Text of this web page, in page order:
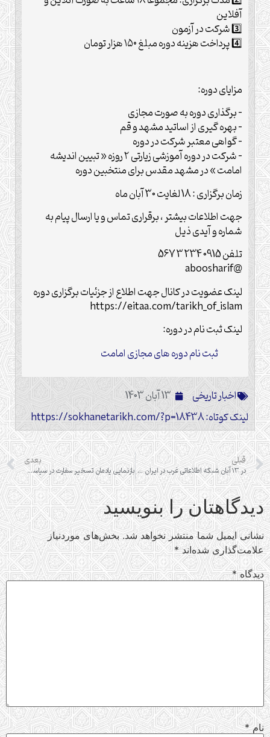
آفلاین
3️⃣ شرکت در آزمون
4️⃣ پرداخت هزینه دوره مبلغ ۱۵۰ هزار تومان
مزایای دوره:
– برگذاری دوره به صورت مجازی
– بهره گیری از اساتید مشهد و قم
– گواهی معتبر شرکت در دوره
– شرکت در دوره آموزشی زیارتی ۲ روزه « تبیین اندیشه
امامت » در مشهد مقدس برای منتخبین دوره
زمان برگزاری : 18 لغایت 30 آبان ماه
جهت اطلاعات بیشتر ، برقراری تماس و یا ارسال پیام به
شماره و آیدی ذیل
تلفن 0915 234 3 567
@aboosharif
لینک عضویت در کانال جهت اطلاع از جزئیات برگزاری دوره
https://eitaa.com/tarikh_of_islam
لینک ثبت نام در دوره:
ثبت نام دوره های مجازی امامت
اخبار تاریخی
13 آبان 1403
لینک کوتاه: https://sokhanetarikh.com/?p=18438
قبلی
در ۱۳ آبان شبکه اطلاعاتی غرب در ایران متلاشی شد
بعدی
بازنمایی یادمان تسخیر سفارت در سیاست خاطره ایران در برابر آمریکا
دیدگاهتان را بنویسید
نشانی ایمیل شما منتشر نخواهد شد. بخش‌های موردنیاز
علامت‌گذاری شده‌اند*
دیدگاه*
نام*